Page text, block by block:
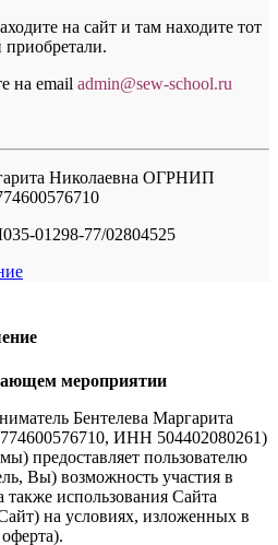
на сайт и там находите тот
на email admin@sew-school.ru
Николаевна ОГРНИП
01298-77/02804525
мероприятии
Бентелева Маргарита
ИНН 504402080261)
предоставляет пользователю
Вы) возможность участия в
использования Сайта
на условиях, изложенных в